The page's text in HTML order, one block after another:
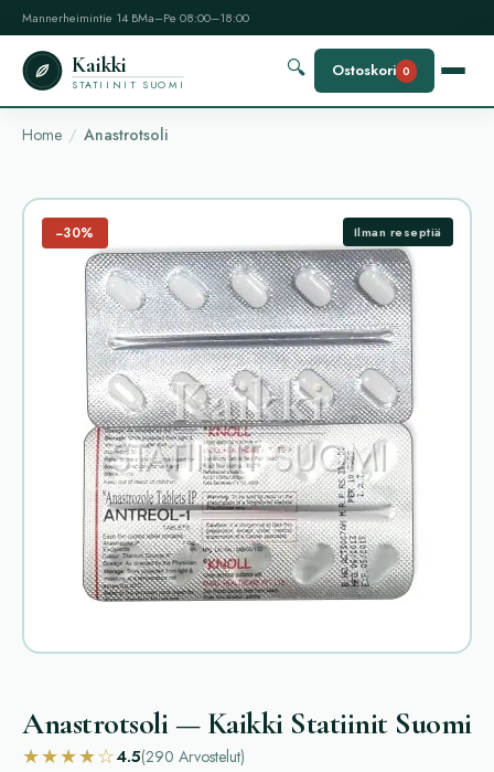
Mannerheimintie 14 BMa–Pe 08:00–18:00
Kaikki
STATIINIT SUOMI
🔍 Ostoskori 0
Home Anastrotsoli
−30% Ilman reseptiä
Anastrotsoli — Kaikki Statiinit Suomi
★★★★☆4.5(290 Arvostelut)